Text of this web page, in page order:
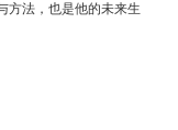
方法，也是他的未来生